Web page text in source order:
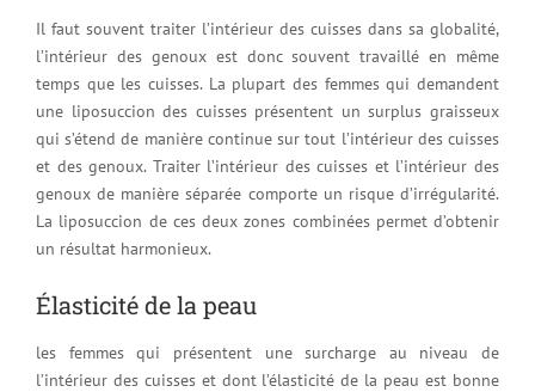
Il faut souvent traiter l’intérieur des cuisses dans sa globalité,
l’intérieur des genoux est donc souvent travaillé en même
temps que les cuisses. La plupart des femmes qui demandent
une liposuccion des cuisses présentent un surplus graisseux
qui s’étend de manière continue sur tout l’intérieur des cuisses
et des genoux. Traiter l’intérieur des cuisses et l’intérieur des
genoux de manière séparée comporte un risque d’irrégularité.
La liposuccion de ces deux zones combinées permet d’obtenir
un résultat harmonieux.
Élasticité de la peau
les femmes qui présentent une surcharge au niveau de
l’intérieur des cuisses et dont l’élasticité de la peau est bonne